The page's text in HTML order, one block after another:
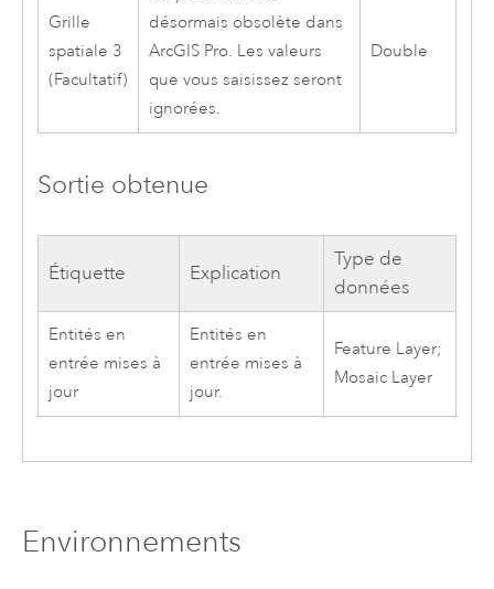
Grille
spatiale 3
(Facultatif)
désormais obsolète dans
ArcGIS Pro. Les valeurs
que vous saisissez seront
ignorées.
Double
Sortie obtenue
Étiquette Explication
Type de
données
Entités en
entrée mises à
jour
Entités en
entrée mises à
jour.
Feature Layer;
Mosaic Layer
Environnements